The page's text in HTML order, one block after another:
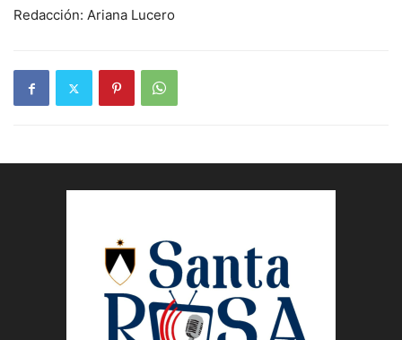
Redacción: Ariana Lucero